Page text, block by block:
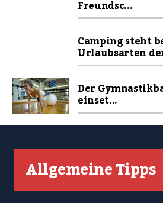
Freundsc...
Camping steht
Urlaubsarten
Der
einset...
Allgemeine Tipps